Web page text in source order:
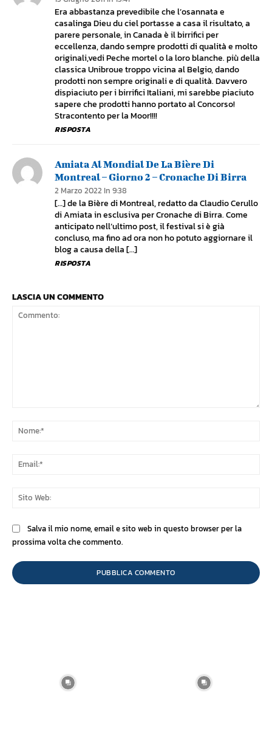
Era abbastanza prevedibile che l’osannata e
casalinga Dieu du ciel portasse a casa il risultato, a
parere personale, in Canada è il birrifici per
eccellenza, dando sempre prodotti di qualità e molto
originali,vedi Peche mortel o la loro blanche. più della
classica Unibroue troppo vicina al Belgio, dando
prodotti non sempre originali e di qualità. Davvero
dispiaciuto per i birrifici Italiani, mi sarebbe piaciuto
sapere che prodotti hanno portato al Concorso!
Stracontento per la Moor!!!!
RISPOSTA
Amiata Al Mondial De La Bière Di
Montreal – Giorno 2 – Cronache Di Birra
2 Marzo 2022 In 9:38
[…] de la Bière di Montreal, redatto da Claudio Cerullo
di Amiata in esclusiva per Cronache di Birra. Come
anticipato nell’ultimo post, il festival si è già
concluso, ma fino ad ora non ho potuto aggiornare il
blog a causa della […]
RISPOSTA
LASCIA UN COMMENTO
Salva il mio nome, email e sito web in questo browser per la
prossima volta che commento.